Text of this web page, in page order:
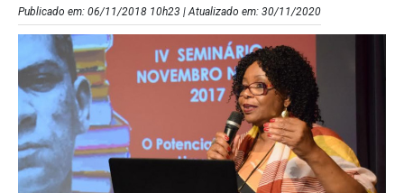
Publicado em: 06/11/2018 10h23 | Atualizado em: 30/11/2020